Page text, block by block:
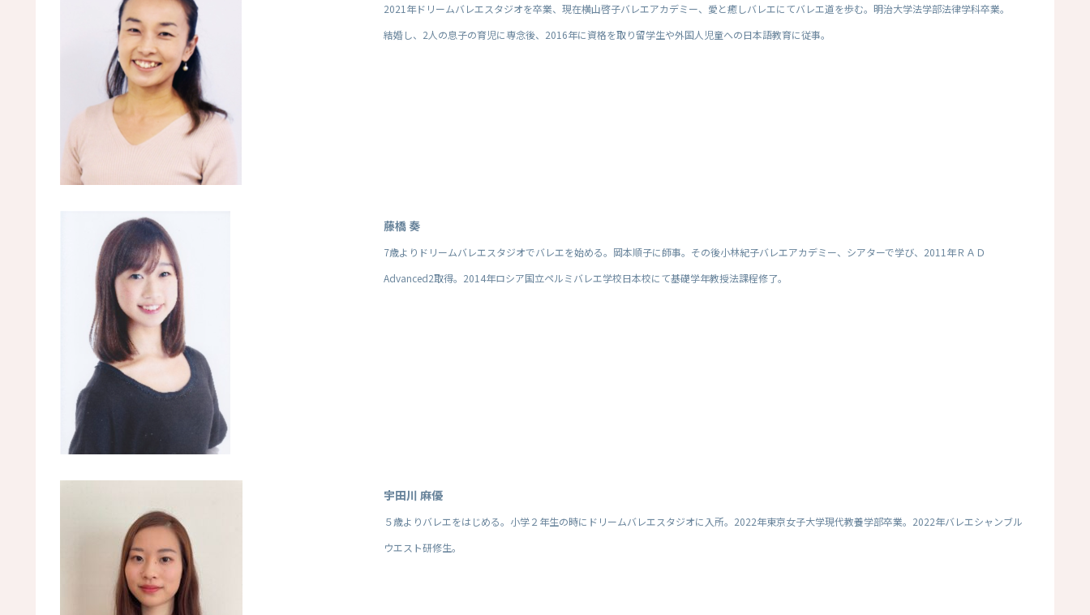
2021年ドリームバレエスタジオを卒業、現在横山啓子バレエアカデミー、愛と癒しバレエにてバレエ道を歩む。明治大学法学部法律学科卒業。
結婚し、2人の息子の育児に専念後、2016年に資格を取り留学生や外国人児童への日本語教育に従事。
藤橋 奏
7歳よりドリームバレエスタジオでバレエを始める。岡本順子に師事。その後小林紀子バレエアカデミー、シアターで学び、2011年ＲＡＤ
Advanced2取得。2014年ロシア国立ペルミバレエ学校日本校にて基礎学年教授法課程修了。
宇田川 麻優
５歳よりバレエをはじめる。小学２年生の時にドリームバレエスタジオに入所。2022年東京女子大学現代教養学部卒業。2022年バレエシャンブル
ウエスト研修生。